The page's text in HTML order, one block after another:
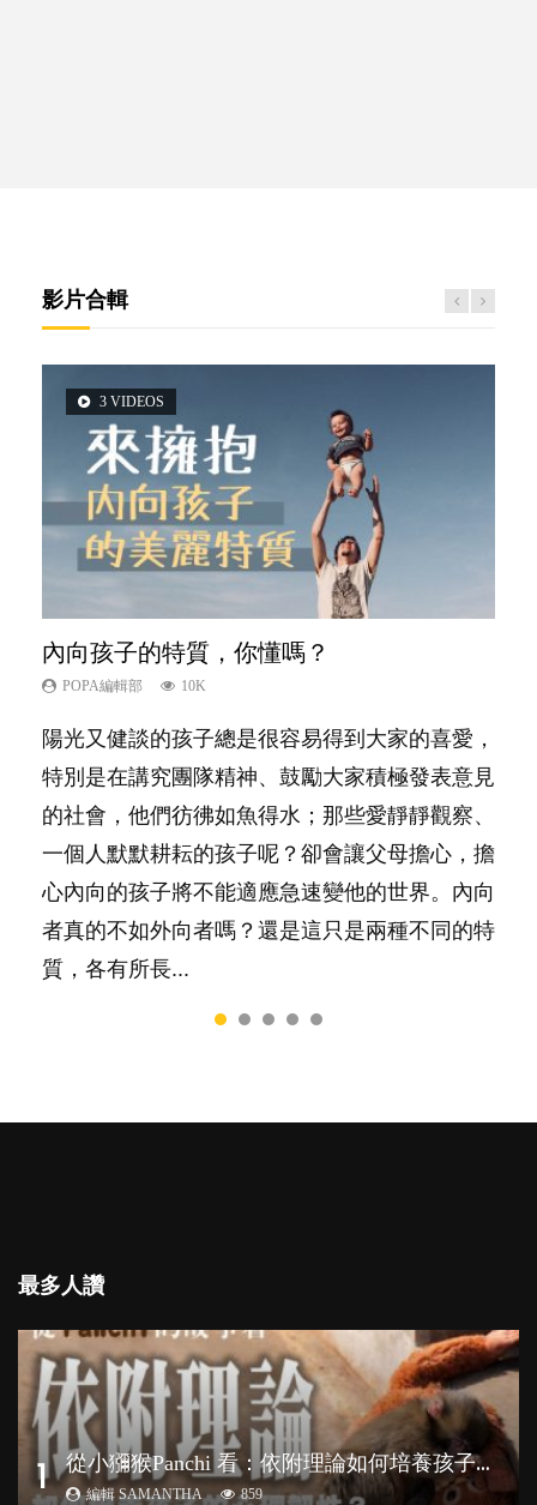
影片合輯
3 VIDEOS
內向孩子的特質，你懂嗎？
POPA編輯部 10K
陽光又健談的孩子總是很容易得到大家的喜愛，
特別是在講究團隊精神、鼓勵大家積極發表意見
的社會，他們彷彿如魚得水；那些愛靜靜觀察、
一個人默默耕耘的孩子呢？卻會讓父母擔心，擔
心內向的孩子將不能適應急速變他的世界。內向
者真的不如外向者嗎？還是這只是兩種不同的特
質，各有所長...
5 VIDEOS
夫妻必看！經營婚姻，沒捷徑
POPA編輯部 22.9K
你是不是也曾經以為只要跟相愛的人結婚，就自
然能走到白頭，但生了孩子卻發現事情不如你所
料？ 經營婚姻，不如我們想像的簡單，卻也不
是大家說得那麼難。一起來認識婚姻的真相！...
14 VIDEOS
新手父母不用怕
POPA編輯部 16.3K
相信許多人初為人父母，由懷孕開始到孩子呱呱
落地，心中都有數之不盡的問題～這裡一次過集
合我們以往製作過的相關短片。 這段路讓我們
跟你同行～...
2 VIDEOS
想孩子學好外語，點做好？
POPA編輯部 9.9K
有人話學多種語言越早開始越好，有人卻說一時
間太多語言，會令孩子感到混淆，到底誰是誰
非？聽聽專家怎樣說，解開語言學習的迷思～...
6 VIDEOS
孩子能力天注定？
POPA編輯部 7.9K
很多父母都希望孩子係個「叻仔叻女」，學業別
太差，日常自理井井有條。這樣的孩子是萬中無
一，還是魚與熊掌，不能兼得？...
最多人讚
1 從
小獼猴Panchi 看：依附理論如何培養孩子心理韌性？
編輯 SAMANTHA 859